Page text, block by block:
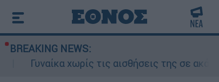
BREAKING NEWS:
χωρίς τις αισθήσεις της σε ακάλυπτο